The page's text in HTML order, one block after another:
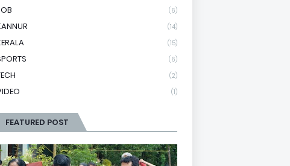
(6)
(14)
(15)
(6)
(2)
(1)
FEATURED POST